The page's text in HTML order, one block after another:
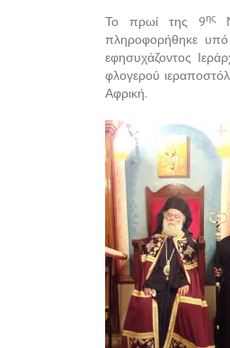
Το πρωί της 9ης
πληροφορήθηκε υπό
εφησυχάζοντος
φλογερού
Αφρική.